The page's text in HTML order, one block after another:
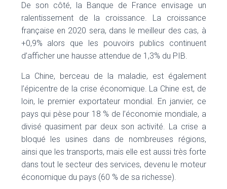
De son côté, la Banque de France envisage un
ralentissement de la croissance. La croissance
française en 2020 sera, dans le meilleur des cas, à
+0,9% alors que les pouvoirs publics continuent
d’afficher une hausse attendue de 1,3% du PIB.
La Chine, berceau de la maladie, est également
l’épicentre de la crise économique. La Chine est, de
loin, le premier exportateur mondial. En janvier, ce
pays qui pèse pour 18 % de l’économie mondiale, a
divisé quasiment par deux son activité. La crise a
bloqué les usines dans de nombreuses régions,
ainsi que les transports, mais elle est aussi très forte
dans tout le secteur des services, devenu le moteur
économique du pays (60 % de sa richesse).